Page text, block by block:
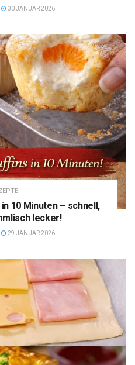
30 JANUAR 2026
10 Minuten – schnell,
lecker!
29 JANUAR 2026